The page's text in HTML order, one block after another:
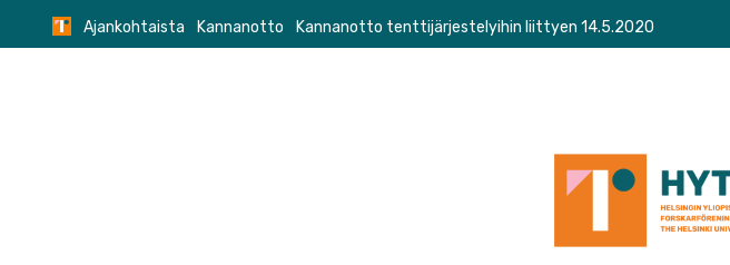
Ajankohtaista Kannanotto Kannanotto tenttijärjestelyihin liittyen 14.5.2020